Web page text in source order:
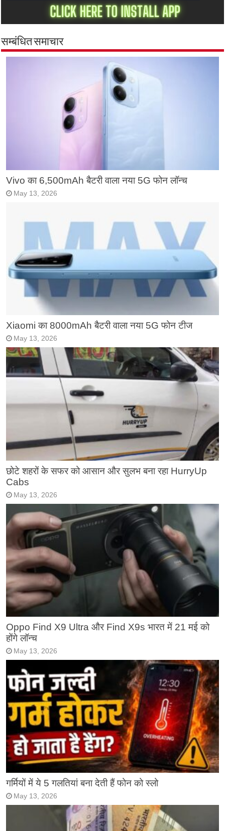
सम्बंधित समाचार
Vivo का 6,500mAh बैटरी वाला नया 5G फोन लॉन्च
May 13, 2026
Xiaomi का 8000mAh बैटरी वाला नया 5G फोन टीज
May 13, 2026
छोटे शहरों के सफर को आसान और सुलभ बना रहा HurryUp
Cabs
May 13, 2026
Oppo Find X9 Ultra और Find X9s भारत में 21 मई को
होंगे लॉन्च
May 13, 2026
गर्मियों में ये 5 गलतियां बना देती हैं फोन को स्लो
May 13, 2026